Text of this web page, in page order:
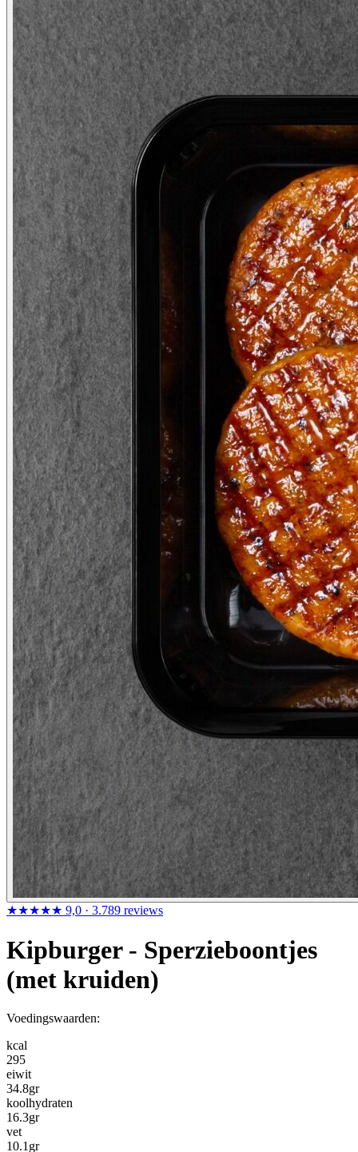
★★★★★ 9,0 · 3.789 reviews
Kipburger - Sperzieboontjes
(met kruiden)
Voedingswaarden:
kcal
295
eiwit
34.8gr
koolhydraten
16.3gr
vet
10.1 gr